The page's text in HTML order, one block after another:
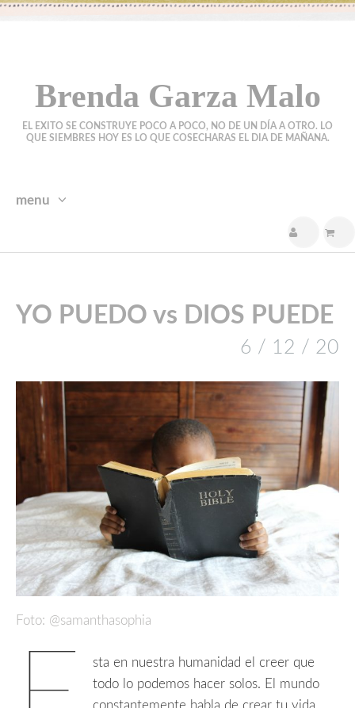
Brenda Garza Malo
EL EXITO SE CONSTRUYE POCO A POCO, NO DE UN DÍA A OTRO. LO
QUE SIEMBRES HOY ES LO QUE COSECHARAS EL DIA DE MAÑANA.
menu
YO PUEDO vs DIOS PUEDE
6 / 12 / 20
Foto: @samanthasophia
sta en nuestra humanidad el creer que
todo lo podemos hacer solos. El mundo
constantemente habla de crear tu vida,